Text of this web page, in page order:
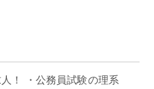
！ ・公務員試験の理系